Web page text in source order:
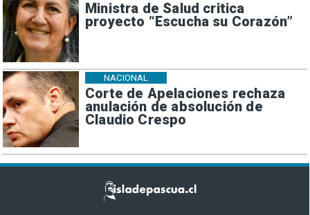
Ministra de Salud critica
proyecto “Escucha su Corazón”
Corte de Apelaciones rechaza
anulación de absolución de
Claudio Crespo
NACIONAL